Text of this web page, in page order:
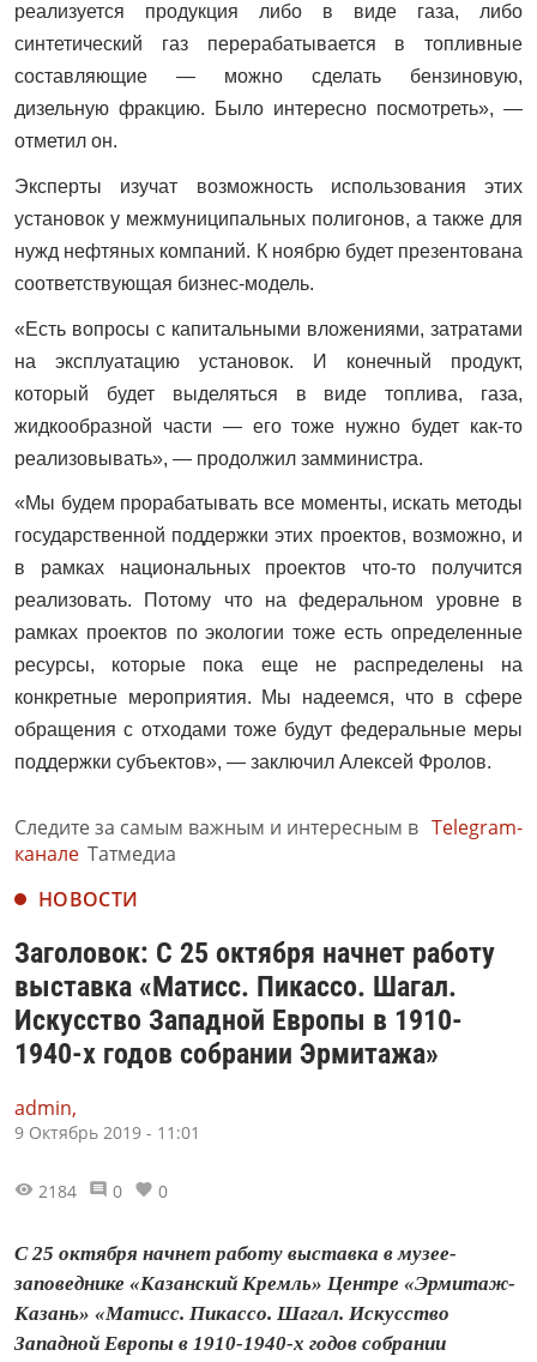
реализуется продукция либо в виде газа, либо
синтетический газ перерабатывается в топливные
составляющие — можно сделать бензиновую,
дизельную фракцию. Было интересно посмотреть», —
отметил он.
Эксперты изучат возможность использования этих
установок у межмуниципальных полигонов, а также для
нужд нефтяных компаний. К ноябрю будет презентована
соответствующая бизнес-модель.
«Есть вопросы с капитальными вложениями, затратами
на эксплуатацию установок. И конечный продукт,
который будет выделяться в виде топлива, газа,
жидкообразной части — его тоже нужно будет как-то
реализовывать», — продолжил замминистра.
«Мы будем прорабатывать все моменты, искать методы
государственной поддержки этих проектов, возможно, и
в рамках национальных проектов что-то получится
реализовать. Потому что на федеральном уровне в
рамках проектов по экологии тоже есть определенные
ресурсы, которые пока еще не распределены на
конкретные мероприятия. Мы надеемся, что в сфере
обращения с отходами тоже будут федеральные меры
поддержки субъектов», — заключил Алексей Фролов.
Следите за самым важным и интересным в Telegram-
канале Татмедиа
НОВОСТИ
Заголовок: С 25 октября начнет работу
выставка «Матисс. Пикассо. Шагал.
Искусство Западной Европы в 1910-
1940-х годов собрании Эрмитажа»
admin,
9 Октябрь 2019 - 11:01
2184 0 0
С 25 октября начнет работу выставка в музее-
заповеднике «Казанский Кремль» Центре «Эрмитаж-
Казань» «Матисс. Пикассо. Шагал. Искусство
Западной Европы в 1910-1940-х годов собрании